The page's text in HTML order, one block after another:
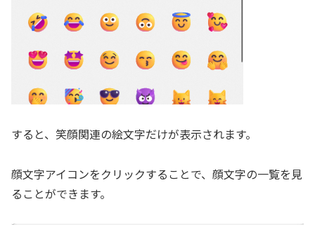
すると、笑顔関連の絵文字だけが表示されます。
顔文字アイコンをクリックすることで、顔文字の一覧を見
ることができます。